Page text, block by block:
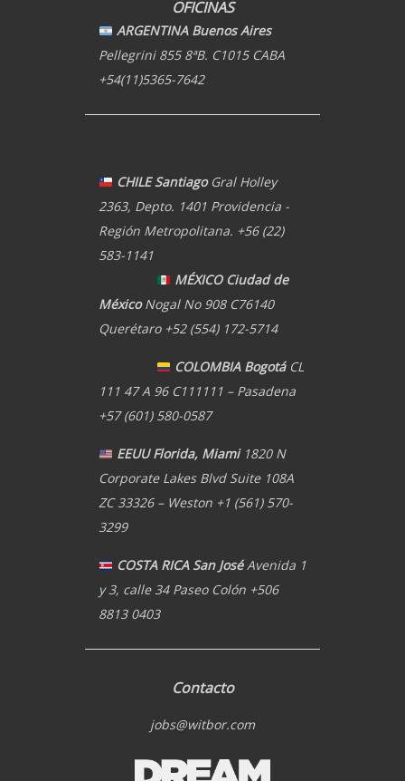
OFICINAS
ARGENTINA Buenos Aires
Pellegrini 855 8ªB. C1015 CABA
+54(11)5365-7642
CHILE Santiago Gral Holley
2363, Depto. 1401 Providencia -
Región Metropolitana. +56 (22)
583-1141
MÉXICO Ciudad de
MéxicoNogal No 908 C76140
Querétaro +52 (554) 172-5714
COLOMBIA BogotáCL
111 47 A 96 C111111 – Pasadena
+57 (601) 580-0587
EEUU Florida, Miami1820 N
Corporate Lakes Blvd Suite 108A
ZC 33326 – Weston +1 (561) 570-
3299
COSTA RICA San JoséAvenida 1
y 3, calle 34 Paseo Colón +506
8813 0403
Contacto
jobs@witbor.com